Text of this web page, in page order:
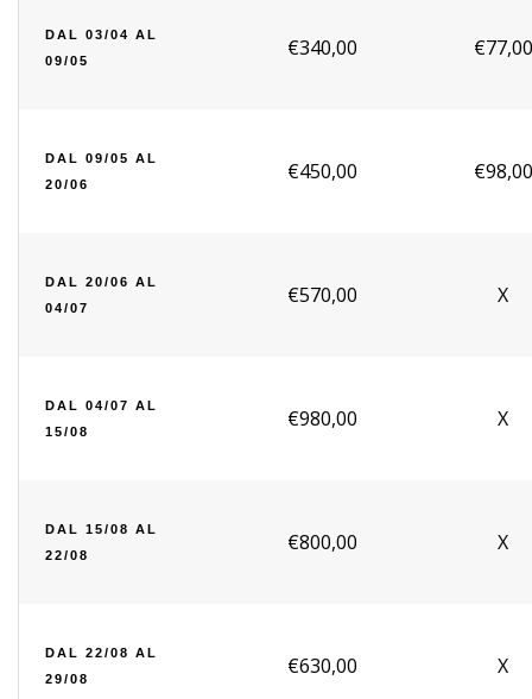
DAL 03/04 AL
09/05
€340,00 €77,00
DAL 09/05 AL
20/06
€450,00 €98,00
DAL 20/06 AL
04/07
€570,00 X
DAL 04/07 AL
15/08
€980,00 X
DAL 15/08 AL
22/08
€800,00 X
DAL 22/08 AL
29/08
€630,00 X